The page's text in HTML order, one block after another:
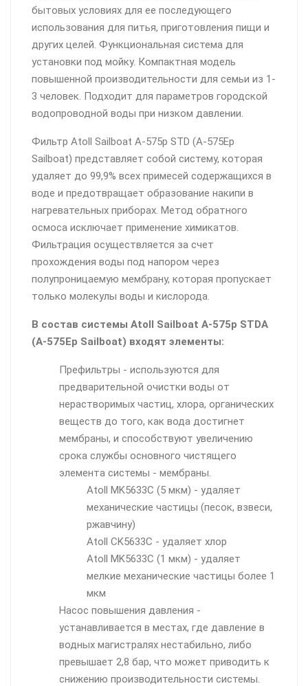
бытовых условиях для ее последующего
использования для питья, приготовления пищи и
других целей. Функциональная система для
установки под мойку. Компактная модель
повышенной производительности для семьи из 1-
3 человек. Подходит для параметров городской
водопроводной воды при низком давлении.
Фильтр Atoll Sailboat A-575p STD (A-575Ep
Sailboat) представляет собой систему, которая
удаляет до 99,9% всех примесей содержащихся в
воде и предотвращает образование накипи в
нагревательных приборах. Метод обратного
осмоса исключает применение химикатов.
Фильтрация осуществляется за счет
прохождения воды под напором через
полупроницаемую мембрану, которая пропускает
только молекулы воды и кислорода.
В состав системы Atoll Sailboat A-575p STDA
(A-575Ep Sailboat) входят элементы:
Префильтры - используются для
предварительной очистки воды от
нерастворимых частиц, хлора, органических
веществ до того, как вода достигнет
мембраны, и способствуют увеличению
срока службы основного чистящего
элемента системы - мембраны.
Atoll MK5633C (5 мкм) - удаляет
механические частицы (песок, взвеси,
ржавчину)
Atoll СK5633C - удаляет хлор
Atoll MK5633C (1 мкм) - удаляет
мелкие механические частицы более 1
мкм
Насос повышения давления -
устанавливается в местах, где давление в
водных магистралях нестабильно, либо
превышает 2,8 бар, что может приводить к
снижению производительности системы.